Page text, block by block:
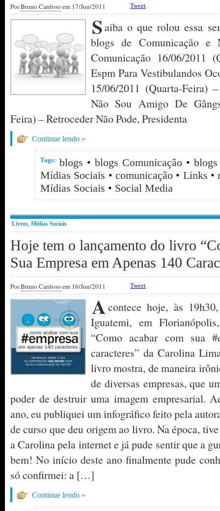
PorBruno Cardosoem 17/Jun/2011 Tweet
Saiba o que rolou essa
blogs de Comunicação
Comunicação 16/06/2011
Espm Para Vestibulandos
15/06/2011 (Quarta-Feira)
Não Sou Amigo De
Feira) – Retroceder Não Pode, Presidenta
Continue lendo »
Tags: blogs • blogs Comunicação •
Mídias Sociais • comunicação• Links •
Mídias Sociais • Social Media
Livros, Mídias Sociais
Hoje tem o lançamento do livro
Sua Empresa em Apenas 140
PorBruno Cardosoem 16/Jun/2011 Tweet
Acontece hoje, às
Iguatemi, em
“Como acabar com sua
caracteres” da Carolina
livro mostra, de maneira
de diversas empresas, que
poder de destruir uma imagem empresarial.
ano, eu publiquei um infográfico feito pela
de curso que deu origem ao livro. Na época,
a Carolina pela internet e já pude sentir que a
bem! No início deste ano finalmente pude
só confirmei: a […]
Continue lendo »